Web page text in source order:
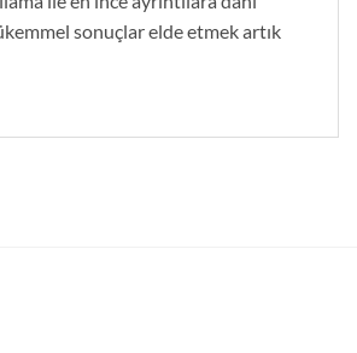
sonuçlar elde etmek artık